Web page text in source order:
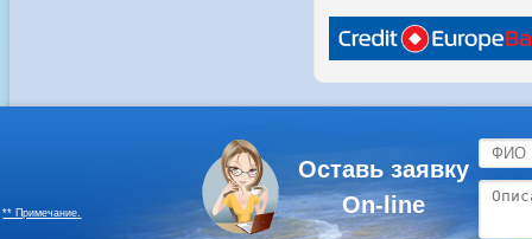
** Примечание.
Оставь заявку
On-line